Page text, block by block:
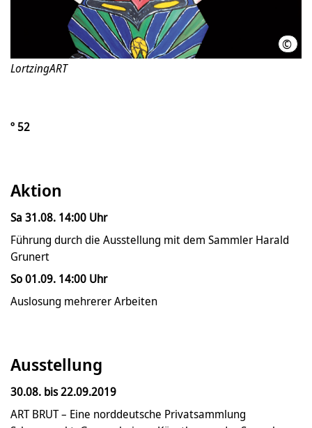
©
LortzingART
º 52
Aktion
Sa 31.08. 14:00 Uhr
Führung durch die Ausstellung mit dem Sammler Harald
Grunert
So 01.09. 14:00 Uhr
Auslosung mehrerer Arbeiten
Ausstellung
30.08. bis 22.09.2019
ART BRUT – Eine norddeutsche Privatsammlung